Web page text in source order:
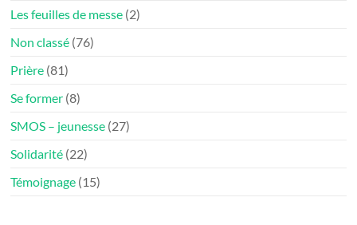
Les feuilles de messe (2)
Non classé (76)
Prière (81)
Se former (8)
SMOS – jeunesse (27)
Solidarité (22)
Témoignage (15)